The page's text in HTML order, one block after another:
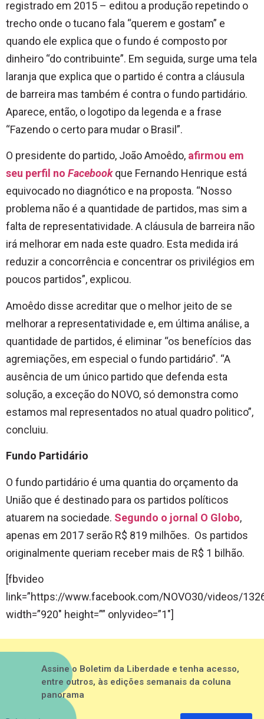
registrado em 2015 – editou a produção repetindo o
trecho onde o tucano fala “querem e gostam” e
quando ele explica que o fundo é composto por
dinheiro “do contribuinte”. Em seguida, surge uma tela
laranja que explica que o partido é contra a cláusula
de barreira mas também é contra o fundo partidário.
Aparece, então, o logotipo da legenda e a frase
“Fazendo o certo para mudar o Brasil”.
O presidente do partido, João Amoêdo, afirmou em
seu perfil no Facebookque Fernando Henrique está
equivocado no diagnótico e na proposta. “Nosso
problema não é a quantidade de partidos, mas sim a
falta de representatividade. A cláusula de barreira não
irá melhorar em nada este quadro. Esta medida irá
reduzir a concorrência e concentrar os privilégios em
poucos partidos”, explicou.
Amoêdo disse acreditar que o melhor jeito de se
melhorar a representatividade e, em última análise, a
quantidade de partidos, é eliminar “os benefícios das
agremiações, em especial o fundo partidário”. “A
ausência de um único partido que defenda esta
solução, a exceção do NOVO, só demonstra como
estamos mal representados no atual quadro politico”,
concluiu.
Fundo Partidário
O fundo partidário é uma quantia do orçamento da
União que é destinado para os partidos políticos
atuarem na sociedade. Segundo o jornal O Globo,
apenas em 2017 serão R$ 819 milhões. Os partidos
originalmente queriam receber mais de R$ 1 bilhão.
[fbvideo
link=”https://www.facebook.com/NOVO30/videos/
width=”920″ height=”” onlyvideo=”1″]
Assine o Boletim da Liberdade e tenha acesso,
entre outros, às edições semanais da coluna
panorama